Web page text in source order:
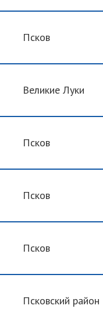
Псков
Великие Луки
Псков
Псков
Псков
Псковский район